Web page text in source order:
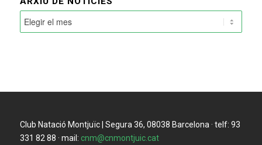
Club Natació Montjuïc | Segura 36, 08038 Barcelona · telf: 93
331 82 88 · mail: cnm@cnmontjuic.cat